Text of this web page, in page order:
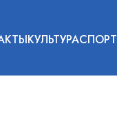
КУЛЬТУРАСПОРТ